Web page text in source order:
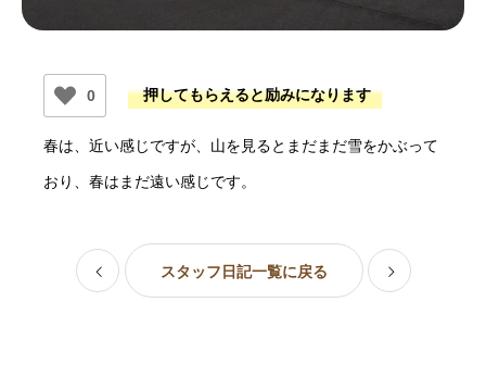
0
春は、近い感じですが、山を見るとまだまだ雪をかぶって
おり、春はまだ遠い感じです。
スタッフ日記一覧に戻る